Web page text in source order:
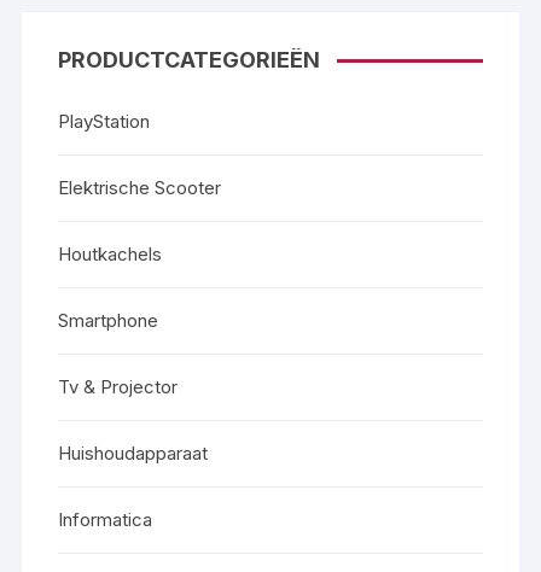
PRODUCTCATEGORIEËN
PlayStation
Elektrische Scooter
Houtkachels
Smartphone
Tv & Projector
Huishoudapparaat
Informatica